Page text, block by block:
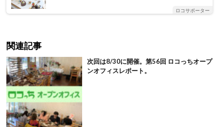
ロコサポーター
関連記事
次回は8/30に開催。第56回 ロコっちオープ
ンオフィスレポート。